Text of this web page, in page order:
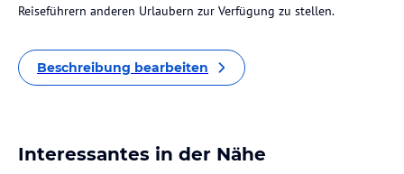
Reiseführern anderen Urlaubern zur Verfügung zu stellen.
Beschreibung bearbeiten
Interessantes in der Nähe